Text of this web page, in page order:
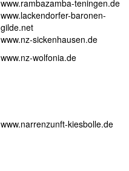
www.rambazamba-teningen.de
www.lackendorfer-baronen-
gilde.net
www.nz-sickenhausen.de
www.nz-wolfonia.de
www.narrenzunft-kiesbolle.de